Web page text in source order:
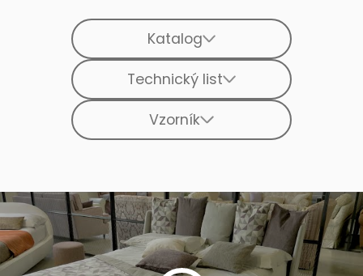
Katalog
Technický list
Vzorník